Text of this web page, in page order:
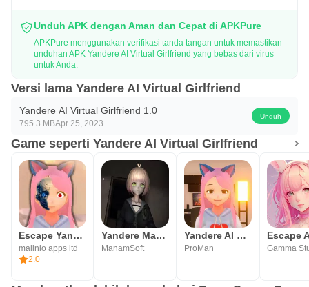
Unduh APK dengan Aman dan Cepat di APKPure
APKPure menggunakan verifikasi tanda tangan untuk memastikan
unduhan APK Yandere AI Virtual Girlfriend yang bebas dari virus
untuk Anda.
Versi lama Yandere AI Virtual Girlfriend
Yandere AI Virtual Girlfriend 1.0
795.3 MBApr 25, 2023
Unduh
Game seperti Yandere AI Virtual Girlfriend
Escape Yandere AI Girlfriend
malinio apps ltd
2.0
Yandere Magomusume
ManamSoft
Yandere AI Virtual Girlfriend
ProMan